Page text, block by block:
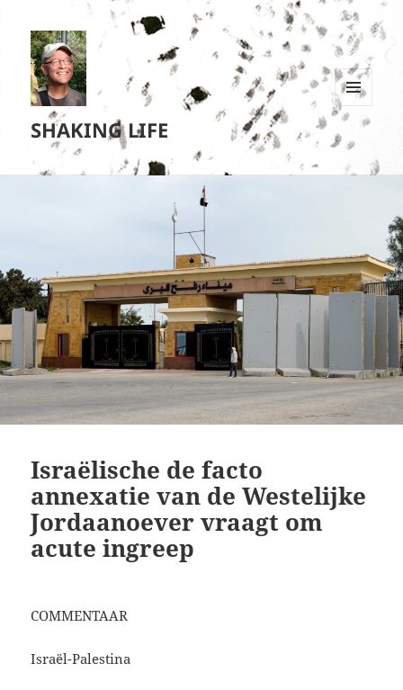
SHAKING LIFE
MENU
WIDGETS
Israëlische de facto
annexatie van de Westelijke
Jordaanoever vraagt om
acute ingreep
COMMENTAAR
Israël-Palestina